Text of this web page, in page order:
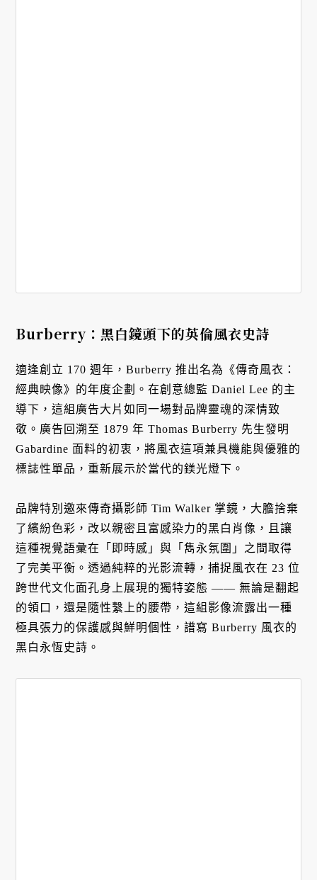
Burberry：黑白鏡頭下的英倫風衣史詩
適逢創立 170 週年，Burberry 推出名為《傳奇風衣：
經典映像》的年度企劃。在創意總監 Daniel Lee 的主
導下，這組廣告大片如同一場對品牌靈魂的深情致
敬。廣告回溯至 1879 年 Thomas Burberry 先生發明
Gabardine 面料的初衷，將風衣這項兼具機能與優雅的
標誌性單品，重新展示於當代的鎂光燈下。
品牌特別邀來傳奇攝影師 Tim Walker 掌鏡，大膽捨棄
了繽紛色彩，改以親密且富感染力的黑白肖像，且讓
這種視覺語彙在「即時感」與「雋永氛圍」之間取得
了完美平衡。透過純粹的光影流轉，捕捉風衣在 23 位
跨世代文化面孔身上展現的獨特姿態 —— 無論是翻起
的領口，還是隨性繫上的腰帶，這組影像流露出一種
極具張力的保護感與鮮明個性，譜寫 Burberry 風衣的
黑白永恆史詩。